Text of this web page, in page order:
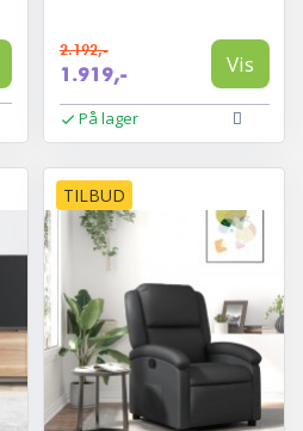
2.192,-
1.919,- Vis
På lager
TILBUD